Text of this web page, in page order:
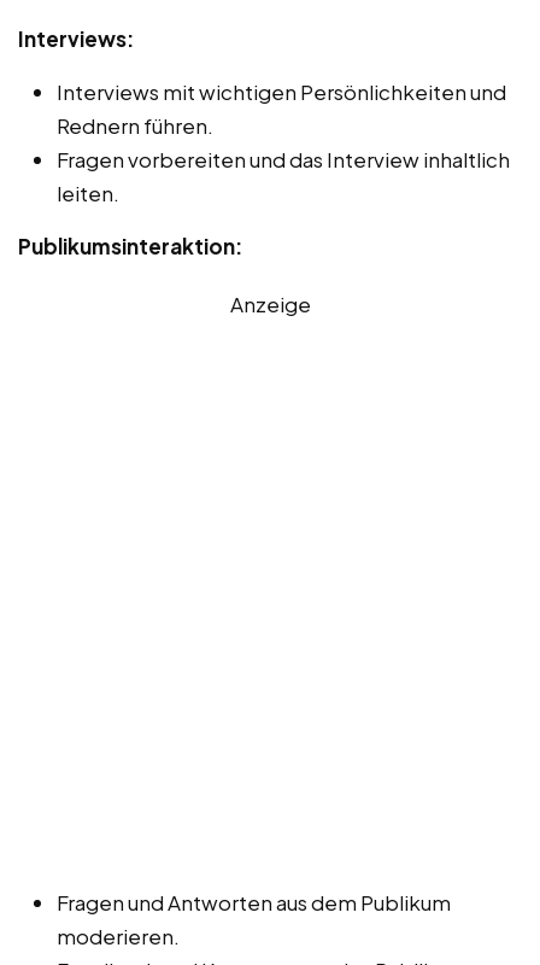
Interviews:
Interviews mit wichtigen Persönlichkeiten und
Rednern führen.
Fragen vorbereiten und das Interview inhaltlich
leiten.
Publikumsinteraktion:
Anzeige
Fragen und Antworten aus dem Publikum
moderieren.